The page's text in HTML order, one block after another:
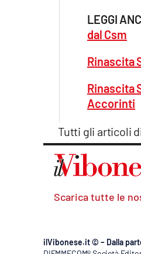
Tutti gli articoli
LEGGI
dal Csm
Rinascita
Rinascita
Accorinti
Scarica tutte le
ilVibonese.it © – Dalla